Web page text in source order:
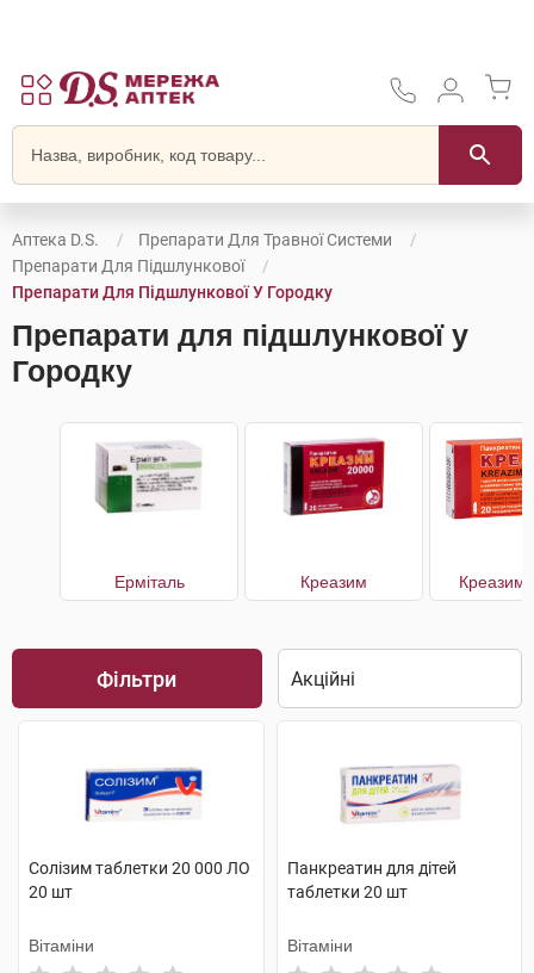
Аптека D.S.
Препарати Для Травної Системи
Препарати Для Підшлункової
Препарати Для Підшлункової У Городку
Препарати для підшлункової у
Городку
Ерміталь Креазим Креазим
Фільтри
Солізим таблетки 20 000 ЛО
20 шт
Вітаміни
Панкреатин для дітей
таблетки 20 шт
Вітаміни